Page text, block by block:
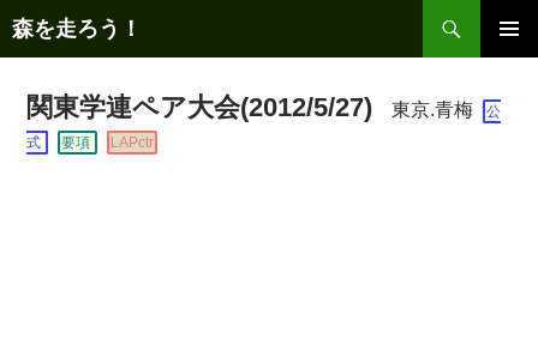
ン
森を走ろう！
検
索
関東学連ペア大会(2012/5/27) 東京.青梅
公
式
要項 LAPctr